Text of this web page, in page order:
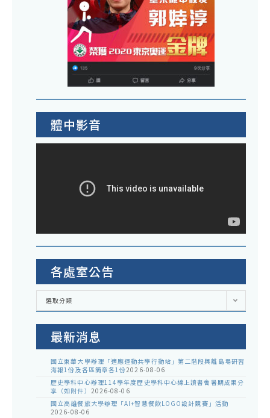
體中影音
各處室公告
各
室
選取分類
最新消息
國立東華大學辦理「適應運動共學行動站」第二階段與離島場研習
海報1份及各區簡章各1份2026-08-06
歷史學科中心辦理114學年度歷史學科中心線上讀書會暑期成果分
享（如附件） 2026-08-06
國立高雄餐旅大學辦理「AI+智慧餐飲LOGO設計競賽」活動
2026-08-06